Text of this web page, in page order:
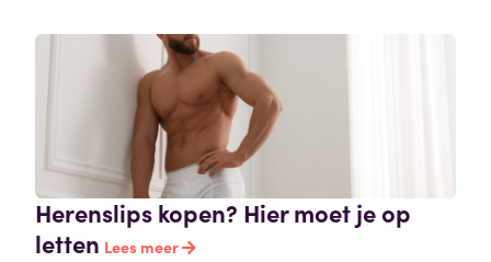
Herenslips kopen? Hier moet je op
letten Lees meer